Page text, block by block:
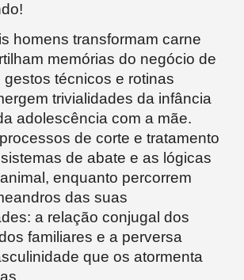
homens transformam carne
memórias do negócio de
gestos técnicos e rotinas
trivialidades da infância
adolescência com a mãe.
de corte e tratamento
de abate e as lógicas
enquanto percorrem
das suas
a relação conjugal dos
familiares e a perversa
que os atormenta